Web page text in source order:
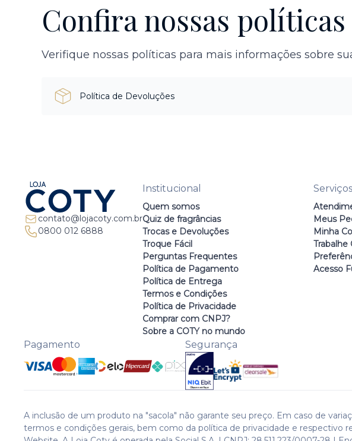
Confira nossas políticas
Verifique nossas políticas para mais informações sobre
Política de Devoluções
contato@lojacoty.com.br
0800 012 6888
Institucional
Quem somos
Quiz de fragrâncias
Trocas e Devoluções
Troque Fácil
Perguntas Frequentes
Política de Pagamento
Política de Entrega
Termos e Condições
Política de Privacidade
Comprar com CNPJ?
Sobre a COTY no mundo
Serviços
Meus
Minha
Trabalhe
Acesso
Pagamento Segurança
A inclusão de um produto na "sacola" não garante seu preço. Em caso de
termos e condições gerais, bem como da política de privacidade e respectivo